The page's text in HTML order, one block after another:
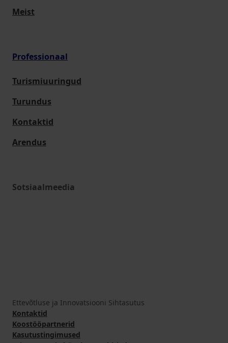
Meist
Professionaal
Turismiuuringud
Turundus
Kontaktid
Arendus
Sotsiaalmeedia
Ettevõtluse ja Innovatsiooni Sihtasutus
Kontaktid
Koostööpartnerid
Kasutustingimused